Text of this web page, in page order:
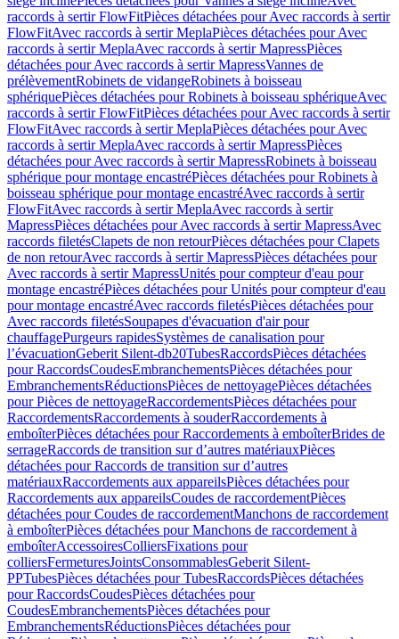
raccords à sertir FlowFitPièces détachées pour Avec raccords à sertir
FlowFitAvec raccords à sertir MeplaPièces détachées pour Avec
raccords à sertir MeplaAvec raccords à sertir MapressPièces
détachées pour Avec raccords à sertir MapressVannes de
prélèvementRobinets de vidangeRobinets à boisseau
sphériquePièces détachées pour Robinets à boisseau sphériqueAvec
raccords à sertir FlowFitPièces détachées pour Avec raccords à sertir
FlowFitAvec raccords à sertir MeplaPièces détachées pour Avec
raccords à sertir MeplaAvec raccords à sertir MapressPièces
détachées pour Avec raccords à sertir MapressRobinets à boisseau
sphérique pour montage encastréPièces détachées pour Robinets à
boisseau sphérique pour montage encastréAvec raccords à sertir
FlowFitAvec raccords à sertir MeplaAvec raccords à sertir
MapressPièces détachées pour Avec raccords à sertir MapressAvec
raccords filetésClapets de non retourPièces détachées pour Clapets
de non retourAvec raccords à sertir MapressPièces détachées pour
Avec raccords à sertir MapressUnités pour compteur d'eau pour
montage encastréPièces détachées pour Unités pour compteur d'eau
pour montage encastréAvec raccords filetésPièces détachées pour
Avec raccords filetésSoupapes d'évacuation d'air pour
chauffagePurgeurs rapidesSystèmes de canalisation pour
l’évacuationGeberit Silent-db20TubesRaccordsPièces détachées
pour RaccordsCoudesEmbranchementsPièces détachées pour
EmbranchementsRéductionsPièces de nettoyagePièces détachées
pour Pièces de nettoyageRaccordementsPièces détachées pour
RaccordementsRaccordements à souderRaccordements à
emboîterPièces détachées pour Raccordements à emboîterBrides de
serrageRaccords de transition sur d’autres matériauxPièces
détachées pour Raccords de transition sur d’autres
matériauxRaccordements aux appareilsPièces détachées pour
Raccordements aux appareilsCoudes de raccordementPièces
détachées pour Coudes de raccordementManchons de raccordement
à emboîterPièces détachées pour Manchons de raccordement à
emboîterAccessoiresColliersFixations pour
colliersFermeturesJointsConsommablesGeberit Silent-
PPTubesPièces détachées pour TubesRaccordsPièces détachées
pour RaccordsCoudesPièces détachées pour
CoudesEmbranchementsPièces détachées pour
EmbranchementsRéductionsPièces détachées pour